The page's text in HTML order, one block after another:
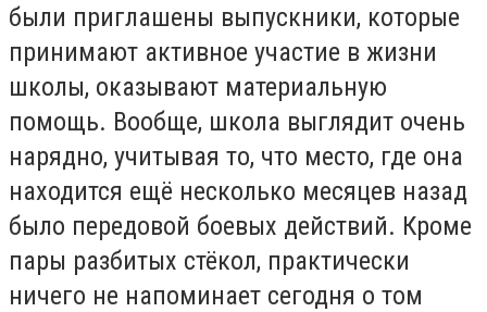
были приглашены выпускники, которые
принимают активное участие в жизни
школы, оказывают материальную
помощь. Вообще, школа выглядит очень
нарядно, учитывая то, что место, где она
находится ещё несколько месяцев назад
было передовой боевых действий. Кроме
пары разбитых стёкол, практически
ничего не напоминает сегодня о том